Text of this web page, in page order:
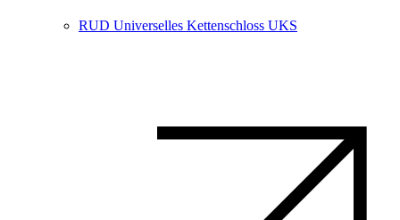
RUD Universelles Kettenschloss UKS